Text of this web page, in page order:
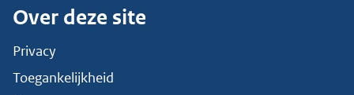
Over deze site
Privacy
Toegankelijkheid